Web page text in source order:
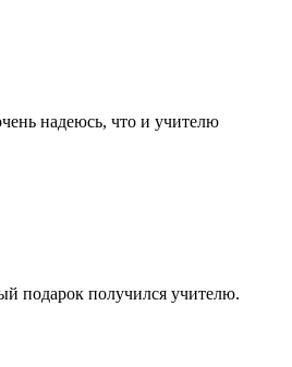
надеюсь, что и учителю
подарок получился учителю.